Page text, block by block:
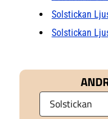
Solstickan
Solstickan